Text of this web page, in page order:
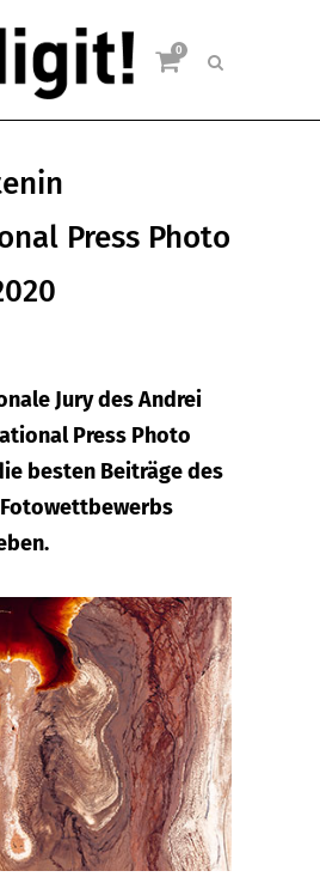
0
Press Photo
Jury des Andrei
Press Photo
besten Beiträge des